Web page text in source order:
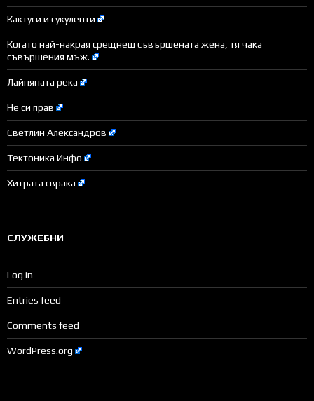
Кактуси и сукуленти
Когато най-накрая срещнеш съвършената жена, тя чака
съвършения мъж.
Лайняната река
Не си прав
Светлин Александров
Тектоника Инфо
Хитрата сврака
СЛУЖЕБНИ
Log in
Entries feed
Comments feed
WordPress.org